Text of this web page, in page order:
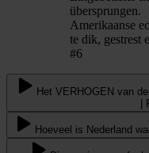
übersprungen.
Amerikaanse
te dik, gestrest
#6
Het VERHOGEN van
|
Hoeveel is Nederland